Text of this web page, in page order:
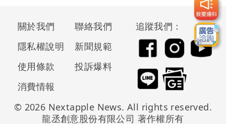
關於我們
聯絡我們
隱私權說明
新聞規範
使用條款
投訴爆料
消費情報
追蹤我們：
© 2026 Nextapple News. All rights reserved.
龍丞創意股份有限公司 著作權所有